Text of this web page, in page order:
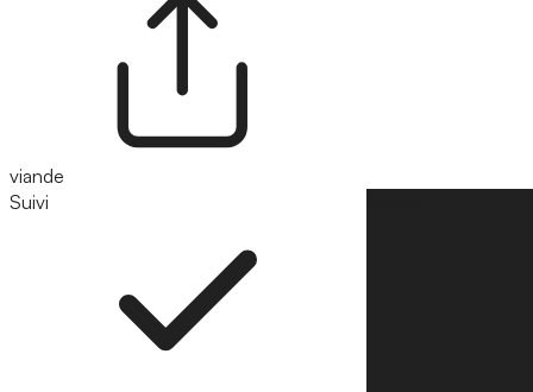
viande
Suivi